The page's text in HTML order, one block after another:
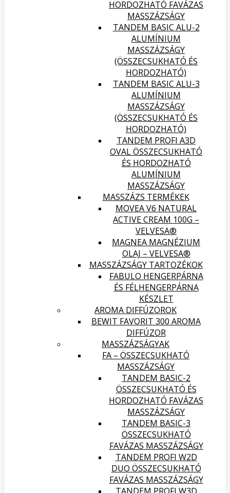
HORDOZHATÓ FAVÁZAS
MASSZÁZSÁGY
TANDEM BASIC ALU-2
ALUMÍNIUM
MASSZÁZSÁGY
(ÖSSZECSUKHATÓ ÉS
HORDOZHATÓ)
TANDEM BASIC ALU-3
ALUMÍNIUM
MASSZÁZSÁGY
(ÖSSZECSUKHATÓ ÉS
HORDOZHATÓ)
TANDEM PROFI A3D
OVAL ÖSSZECSUKHATÓ
ÉS HORDOZHATÓ
ALUMÍNIUM
MASSZÁZSÁGY
MASSZÁZS TERMÉKEK
MOVEA V6 NATURAL
ACTIVE CREAM 100G –
VELVESA®
MAGNEA MAGNÉZIUM
OLAJ – VELVESA®
MASSZÁZSÁGY TARTOZÉKOK
FABULO HENGERPÁRNA
ÉS FÉLHENGERPÁRNA
KÉSZLET
AROMA DIFFÚZOROK
BEWIT FAVORIT 300 AROMA
DIFFÚZOR
MASSZÁZSÁGYAK
FA – ÖSSZECSUKHATÓ
MASSZÁZSÁGY
TANDEM BASIC-2
ÖSSZECSUKHATÓ ÉS
HORDOZHATÓ FAVÁZAS
MASSZÁZSÁGY
TANDEM BASIC-3
ÖSSZECSUKHATÓ
FAVÁZAS MASSZÁZSÁGY
TANDEM PROFI W2D
DUO ÖSSZECSUKHATÓ
FAVÁZAS MASSZÁZSÁGY